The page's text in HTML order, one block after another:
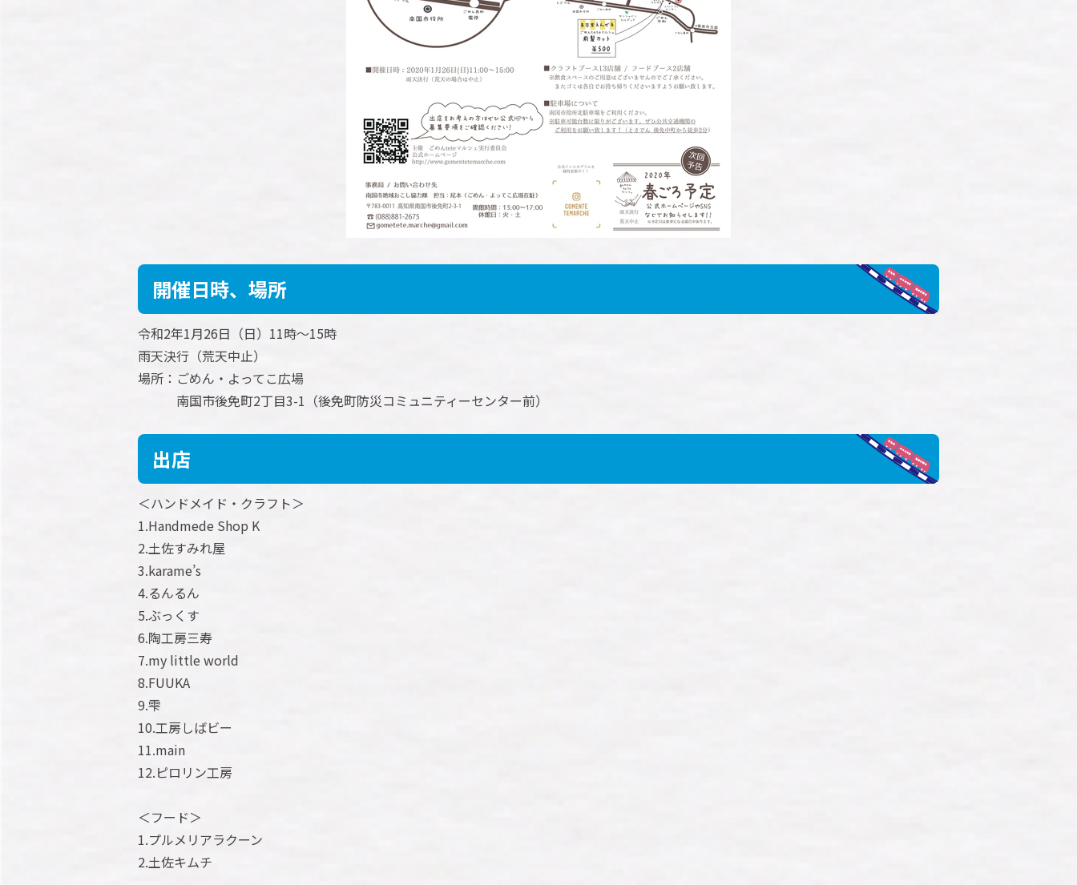
開催日時、場所
令和2年1月26日（日）11時～15時
雨天決行（荒天中止）
場所：ごめん・よってこ広場
南国市後免町2丁目3-1（後免町防災コミュニティーセンター前）
出店
＜ハンドメイド・クラフト＞
1.Handmede Shop K
2.土佐すみれ屋
3.karame’s
4.るんるん
5.ぶっくす
6.陶工房三寿
7.my little world
8.FUUKA
9.雫
10.工房しばビー
11.main
12.ピロリン工房
＜フード＞
1.プルメリアラクーン
2.土佐キムチ